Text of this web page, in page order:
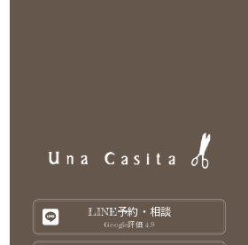
LINE予約・相談
Google評価 4.9